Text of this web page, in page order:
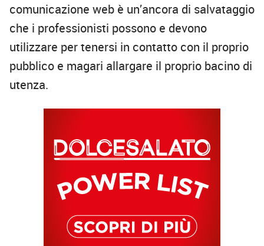
comunicazione web è un’ancora di salvataggio
che i professionisti possono e devono
utilizzare per tenersi in contatto con il proprio
pubblico e magari allargare il proprio bacino di
utenza.